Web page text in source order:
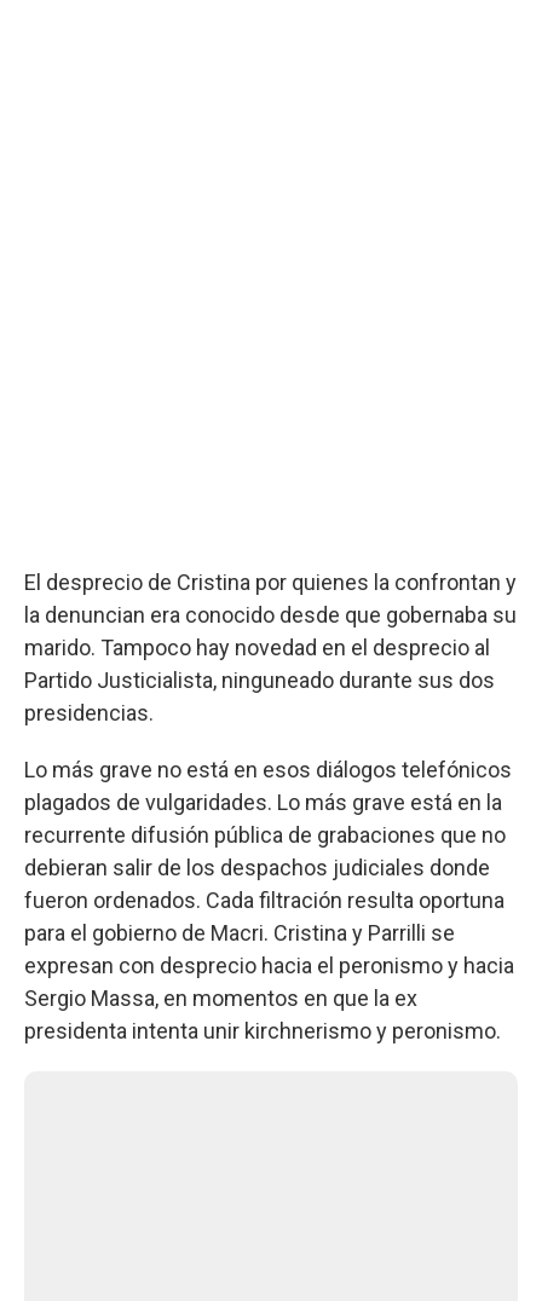
El desprecio de Cristina por quienes la confrontan y
la denuncian era conocido desde que gobernaba su
marido. Tampoco hay novedad en el desprecio al
Partido Justicialista, ninguneado durante sus dos
presidencias.
Lo más grave no está en esos diálogos telefónicos
plagados de vulgaridades. Lo más grave está en la
recurrente difusión pública de grabaciones que no
debieran salir de los despachos judiciales donde
fueron ordenados. Cada filtración resulta oportuna
para el gobierno de Macri. Cristina y Parrilli se
expresan con desprecio hacia el peronismo y hacia
Sergio Massa, en momentos en que la ex
presidenta intenta unir kirchnerismo y peronismo.